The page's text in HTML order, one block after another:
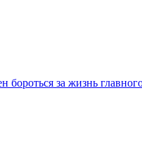
за жизнь